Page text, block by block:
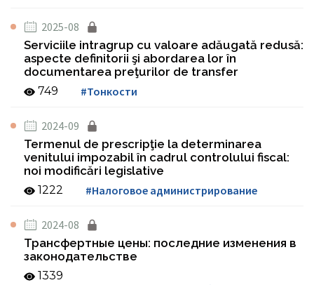
2025-08
Serviciile intragrup cu valoare adăugată redusă:
aspecte definitorii şi abordarea lor în
documentarea preţurilor de transfer
749 #Тонкости
2024-09
Termenul de prescripţie la determinarea
venitului impozabil în cadrul controlului fiscal:
noi modificări legislative
1222 #Налоговое администрирование
2024-08
Трансфертные цены: последние изменения в
законодательстве
1339